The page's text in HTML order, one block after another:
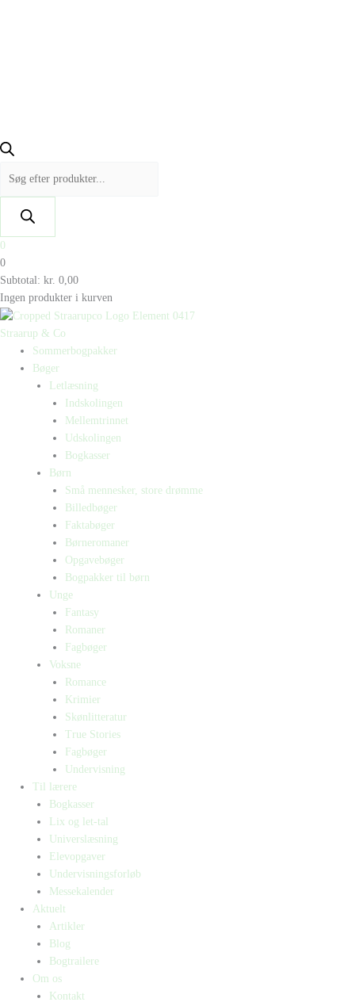
0
0
Subtotal: kr. 0,00
Ingen produkter i kurven
Straarup & Co
Sommerbogpakker
Bøger
Letlæsning
Indskolingen
Mellemtrinnet
Udskolingen
Bogkasser
Børn
Små mennesker, store drømme
Billedbøger
Faktabøger
Børneromaner
Opgavebøger
Bogpakker til børn
Unge
Fantasy
Romaner
Fagbøger
Voksne
Romance
Krimier
Skønlitteratur
True Stories
Fagbøger
Undervisning
Til lærere
Bogkasser
Lix og let-tal
Universlæsning
Elevopgaver
Undervisningsforløb
Messekalender
Aktuelt
Artikler
Blog
Bogtrailere
Om os
Kontakt